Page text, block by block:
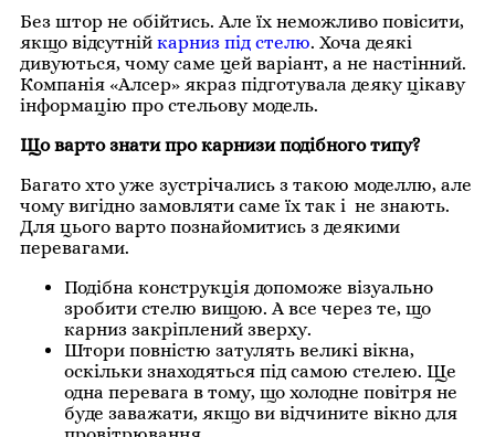
Без штор не обійтись. Але їх неможливо повісити,
якщо відсутній карниз під стелю. Хоча деякі
дивуються, чому саме цей варіант, а не настінний.
Компанія «Алсер» якраз підготувала деяку цікаву
інформацію про стельову модель.
Що варто знати про карнизи подібного типу?
Багато хто уже зустрічались з такою моделлю, але
чому вигідно замовляти саме їх так і не знають.
Для цього варто познайомитись з деякими
перевагами.
Подібна конструкція допоможе візуально
зробити стелю вищою. А все через те, що
карниз закріплений зверху.
Штори повністю затулять великі вікна,
оскільки знаходяться під самою стелею. Ще
одна перевага в тому, що холодне повітря не
буде заважати, якщо ви відчините вікно для